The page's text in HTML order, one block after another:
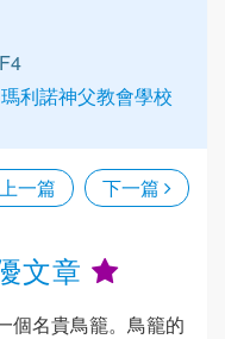
瑪利諾神父教會學校
上一篇 下一篇
文章
個名貴鳥籠。鳥籠的